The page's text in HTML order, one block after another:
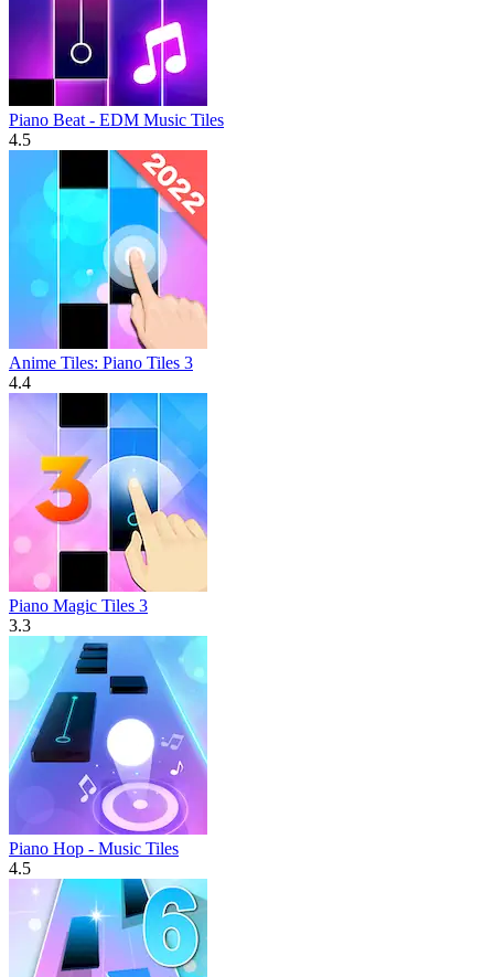
Piano Beat - EDM Music Tiles
4.5
Anime Tiles: Piano Tiles 3
4.4
Piano Magic Tiles 3
3.3
Piano Hop - Music Tiles
4.5